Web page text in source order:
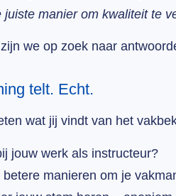
juiste manier om kwaliteit te
we op zoek naar
telt. Echt.
wat jij vindt van het
jouw werk als instructeur?
betere manieren om je